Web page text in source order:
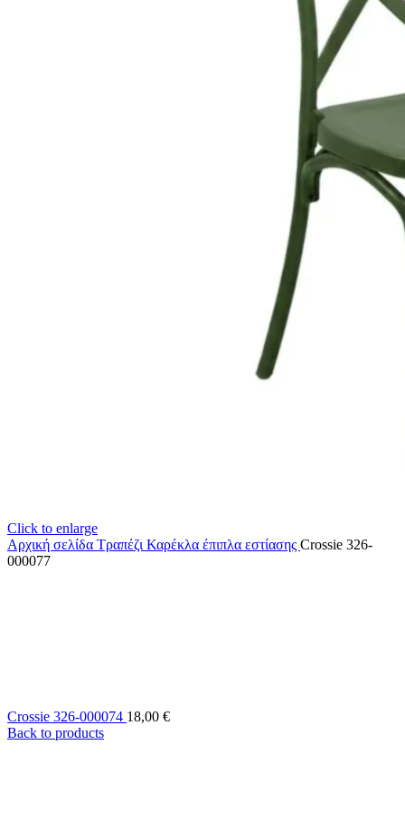
Click to enlarge
Αρχική σελίδα Τραπέζι Καρέκλα έπιπλα εστίασης Crossie 326-
000077
Crossie 326-000074 18,00 €
Back to products